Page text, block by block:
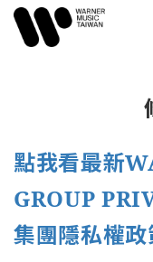
點我看最新
GROUP
集團隱私權政